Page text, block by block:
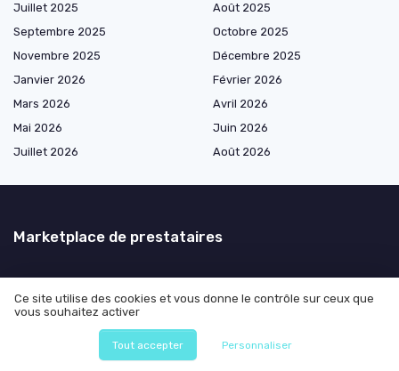
Juillet 2025
Août 2025
Septembre 2025
Octobre 2025
Novembre 2025
Décembre 2025
Janvier 2026
Février 2026
Mars 2026
Avril 2026
Mai 2026
Juin 2026
Juillet 2026
Août 2026
Marketplace de prestataires
Les plus lus
Interview de Sébastien Descamps de Zenika Bordeaux : Innover dans les
services numériques : retours d’expérience d’un directeur R&D
Ce site utilise des cookies et vous donne le contrôle sur ceux que
vous souhaitez activer
Tout accepter Personnaliser